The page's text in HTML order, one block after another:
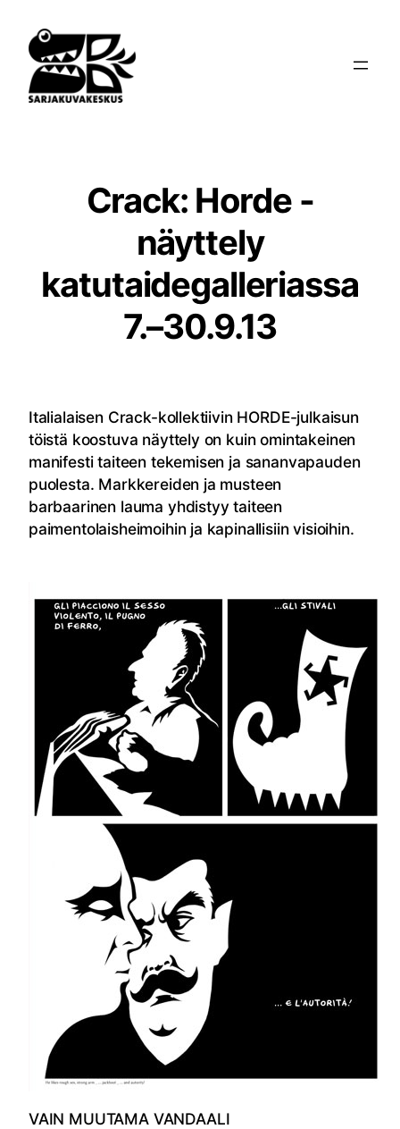
sisältöön
Crack: Horde -
näyttely
katutaidegalleriassa
7.–30.9.13
Italialaisen Crack-kollektiivin HORDE-julkaisun
töistä koostuva näyttely on kuin omintakeinen
manifesti taiteen tekemisen ja sananvapauden
puolesta. Markkereiden ja musteen
barbaarinen lauma yhdistyy taiteen
paimentolaisheimoihin ja kapinallisiin visioihin.
VAIN MUUTAMA VANDAALI